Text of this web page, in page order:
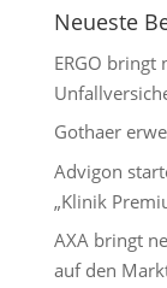
Neueste
ERGO bringt
Gothaer
Advigon
„Klinik
AXA bringt
auf den